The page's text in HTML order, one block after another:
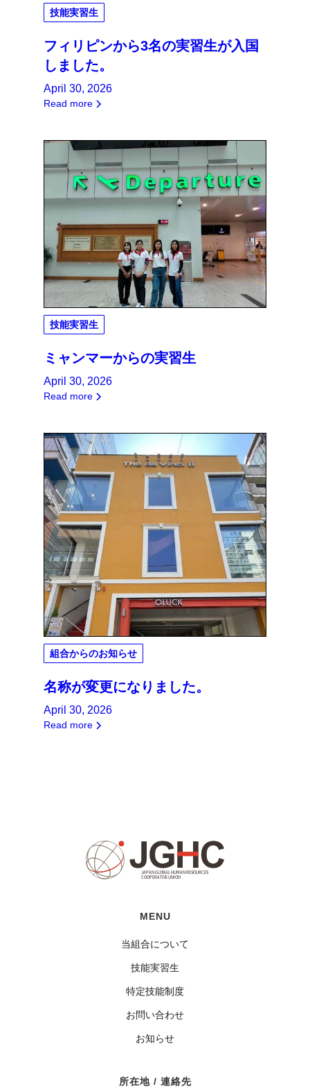
技能実習生
フィリピンから3名の実習生が入国
しました。
April 30, 2026
Read more
技能実習生
ミャンマーからの実習生
April 30, 2026
Read more
組合からのお知らせ
名称が変更になりました。
April 30, 2026
Read more
MENU
当組合について
技能実習生
特定技能制度
お問い合わせ
お知らせ
所在地 / 連絡先